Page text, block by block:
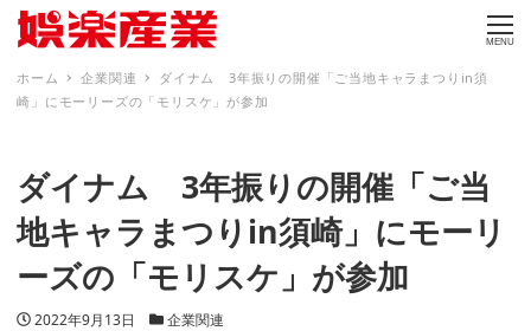
MENU
ホーム 企業関連
ダイナム 3年振りの開催「ご当地キャラまつりin須
崎」にモーリーズの「モリスケ」が参加
ダイナム 3年振りの開催「ご当
地キャラまつりin須崎」にモーリ
ーズの「モリスケ」が参加
投稿日
2022年9月13日 カテゴリー
企業関連